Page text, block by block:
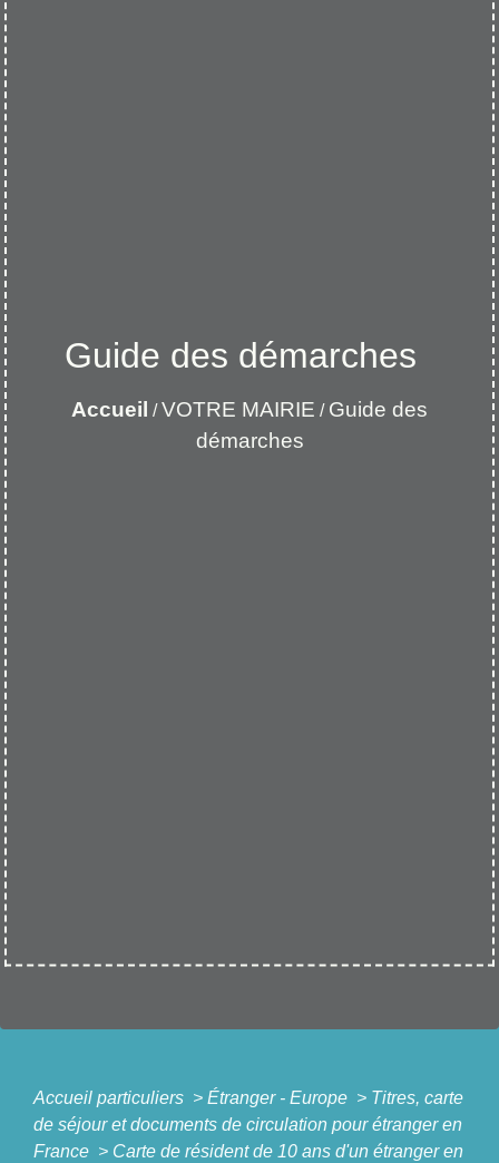
Guide des démarches
Accueil /VOTRE MAIRIE / Guide des
démarches
Accueil particuliers > Étranger - Europe > Titres, carte
de séjour et documents de circulation pour étranger en
France > Carte de résident de 10 ans d'un étranger en